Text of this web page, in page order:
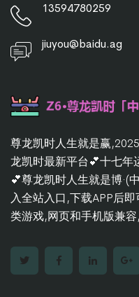
13594780259
jiuyou@baidu.ag
尊龙凯时人生就是赢
龙凯时最新平台💕十七年
💕尊龙凯时人生就是博·(
入全站入口,下载APP后
类游戏,网页和手机版兼容